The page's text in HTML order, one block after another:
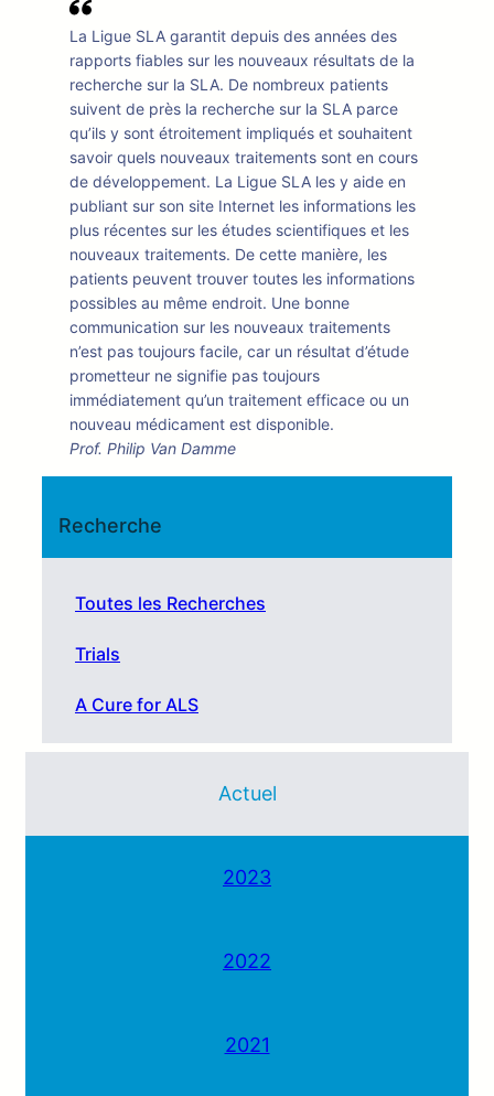
La Ligue SLA garantit depuis des années des
rapports fiables sur les nouveaux résultats de la
recherche sur la SLA. De nombreux patients
suivent de près la recherche sur la SLA parce
qu’ils y sont étroitement impliqués et souhaitent
savoir quels nouveaux traitements sont en cours
de développement. La Ligue SLA les y aide en
publiant sur son site Internet les informations les
plus récentes sur les études scientifiques et les
nouveaux traitements. De cette manière, les
patients peuvent trouver toutes les informations
possibles au même endroit. Une bonne
communication sur les nouveaux traitements
n’est pas toujours facile, car un résultat d’étude
prometteur ne signifie pas toujours
immédiatement qu’un traitement efficace ou un
nouveau médicament est disponible.
Prof. Philip Van Damme
Recherche
Toutes les Recherches
Trials
A Cure for ALS
Actuel
2023
2022
2021